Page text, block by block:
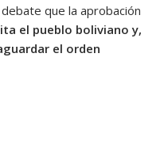
que la aprobación
el pueblo boliviano y,
el orden